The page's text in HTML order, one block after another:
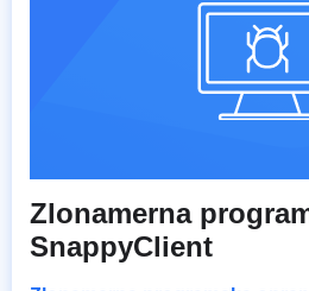
Zlonamerna
SnappyClient